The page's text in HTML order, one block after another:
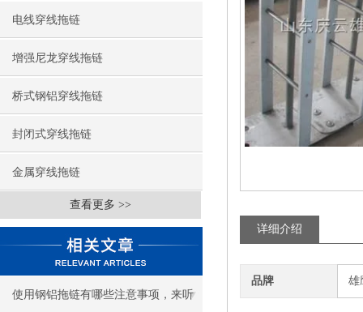
电线穿线拖链
增强尼龙穿线拖链
桥式钢铝穿线拖链
封闭式穿线拖链
金属穿线拖链
查看更多 >>
使用钢铝拖链有哪些注意事项，来听
详细介绍
品牌 雄